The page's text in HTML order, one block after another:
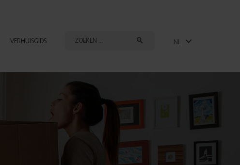
VERHUISGIDS NL